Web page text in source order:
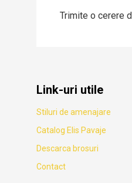
Trimite o cerere
Link-uri utile
Stiluri de amenajare
Catalog Elis Pavaje
Descarca brosuri
Contact